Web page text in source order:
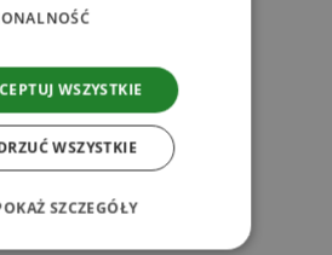
produkty
WSZYSTKIE
WSZYSTKIE
SZCZEGÓŁY